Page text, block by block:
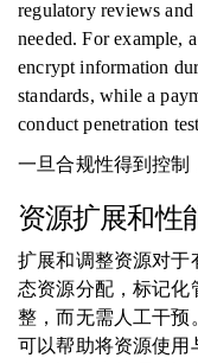
regulatory reviews and
needed. For example,
encrypt information
standards, while a
conduct penetration
一旦合规性得到控制
资源扩展和性
扩展和调整资源对于
态资源分配，标记化
整，而无需人工干预
可以帮助将资源使用